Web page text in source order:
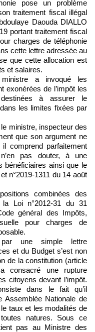
pose un problème
traitement fiscal illégal
Daouda DIALLO
portant traitement fiscal
charges de téléphonie
cette lettre adressée au
que cette allocation est
et salaires.
a invoqué les
exonérées de l’impôt les
à assurer le
les limites fixées par
ministre, inspecteur des
que son argument ne
comprend parfaitement
pas douter, à une
bénéficiaires ainsi que le
n°2019-1311 du 14 août
combinées des
Loi n°2012-31 du 31
général des Impôts,
pour charges de
une simple lettre
et du Budget s’est non
de la constitution (article
une rupture
citoyens devant l’impôt.
dans le fait qu’il
Nationale de
taux et les modalités de
natures. Sous ce
pas au Ministre des